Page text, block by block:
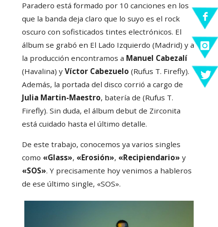
Paradero está formado por 10 canciones en los
que la banda deja claro que lo suyo es el rock
oscuro con sofisticados tintes electrónicos. El
álbum se grabó en El Lado Izquierdo (Madrid) y a
la producción encontramos a Manuel Cabezalí
(Havalina) y Víctor Cabezuelo (Rufus T. Firefly).
Además, la portada del disco corrió a cargo de
Julia Martin-Maestro, batería de (Rufus T.
Firefly). Sin duda, el álbum debut de Zirconita
está cuidado hasta el último detalle.
De este trabajo, conocemos ya varios singles
como «Glass», «Erosión», «Recipiendario» y
«SOS». Y precisamente hoy venimos a hableros
de ese último single, «SOS».